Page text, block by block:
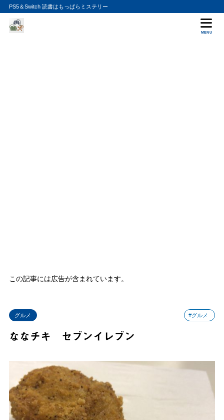
PS5＆Switch 読書はもっぱらミステリー
MENU
この記事には広告が含まれています。
グルメ #グルメ
ななチキ セブンイレブン